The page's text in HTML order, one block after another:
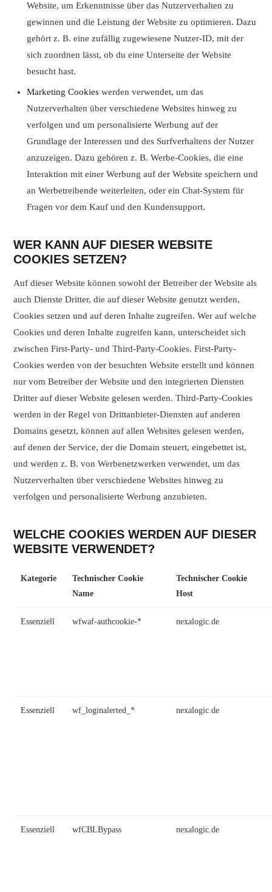
Website, um Erkenntnisse über das Nutzerverhalten zu
gewinnen und die Leistung der Website zu optimieren. Dazu
gehört z. B. eine zufällig zugewiesene Nutzer-ID, mit der
sich zuordnen lässt, ob du eine Unterseite der Website
besucht hast.
Marketing Cookies werden verwendet, um das
Nutzerverhalten über verschiedene Websites hinweg zu
verfolgen und um personalisierte Werbung auf der
Grundlage der Interessen und des Surfverhaltens der Nutzer
anzuzeigen. Dazu gehören z. B. Werbe-Cookies, die eine
Interaktion mit einer Werbung auf der Website speichern und
an Werbetreibende weiterleiten, oder ein Chat-System für
Fragen vor dem Kauf und den Kundensupport.
WER KANN AUF DIESER WEBSITE
COOKIES SETZEN?
Auf dieser Website können sowohl der Betreiber der Website als
auch Dienste Dritter, die auf dieser Website genutzt werden,
Cookies setzen und auf deren Inhalte zugreifen. Wer auf welche
Cookies und deren Inhalte zugreifen kann, unterscheidet sich
zwischen First-Party- und Third-Party-Cookies. First-Party-
Cookies werden von der besuchten Website erstellt und können
nur vom Betreiber der Website und den integrierten Diensten
Dritter auf dieser Website gelesen werden. Third-Party-Cookies
werden in der Regel von Drittanbieter-Diensten auf anderen
Domains gesetzt, können auf allen Websites gelesen werden,
auf denen der Service, der die Domain steuert, eingebettet ist,
und werden z. B. von Werbenetzwerken verwendet, um das
Nutzerverhalten über verschiedene Websites hinweg zu
verfolgen und personalisierte Werbung anzubieten.
WELCHE COOKIES WERDEN AUF DIESER
WEBSITE VERWENDET?
Kategorie
Technischer Cookie
Name
Technischer Cookie
Host
Essenziell wfwaf-authcookie-* nexalogic.de
Essenziell wf_loginalerted_* nexalogic.de
Essenziell wfCBLBypass nexalogic.de